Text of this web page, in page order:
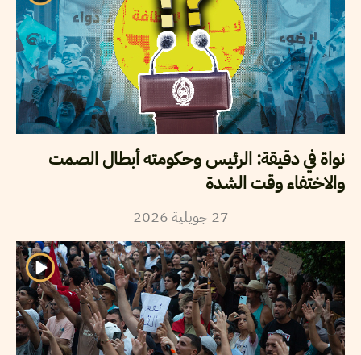
نواة في دقيقة: الرئيس وحكومته أبطال الصمت
والاختفاء وقت الشدة
27 جويلية2026